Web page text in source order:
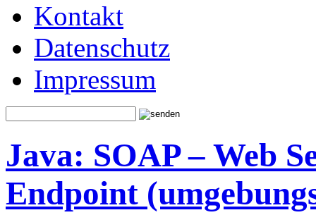
Kontakt
Datenschutz
Impressum
Java: SOAP – Web
Endpoint